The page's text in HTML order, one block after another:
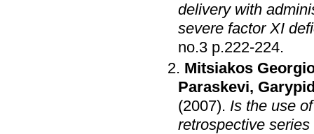
delivery with
severe factor XI
no.3 p.222-224.
Mitsiakos
Paraskevi,
(2007). Is the use
retrospective